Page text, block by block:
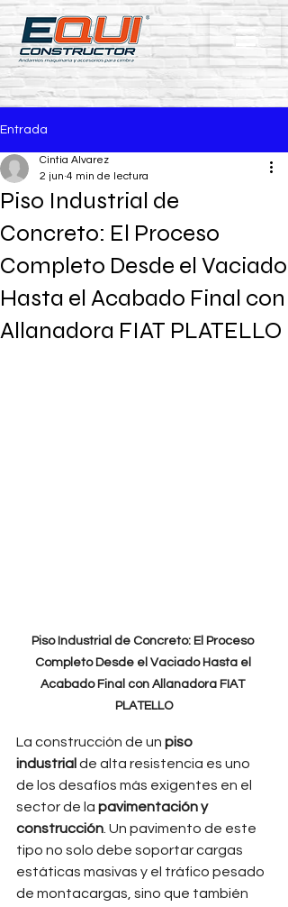
Entrada
Piso Industrial de
Concreto: El Proceso
Completo Desde el Vaciado
Hasta el Acabado Final con
Allanadora FIAT PLATELLO
Cintia Alvarez
2 jun 4 min de lectura
Piso Industrial de Concreto: El Proceso
Completo Desde el Vaciado Hasta el
Acabado Final con Allanadora FIAT
PLATELLO
La construcción de un piso
industrial de alta resistencia es uno
de los desafíos más exigentes en el
sector de la pavimentación y
construcción . Un pavimento de este
tipo no solo debe soportar cargas
estáticas masivas y el tráfico pesado
de montacargas, sino que también